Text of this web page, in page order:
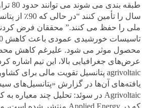
طبقه
سال را تأمین کنند
ملی را حفظ می کنند.” محققان فرض
محصول موثر می شود. علیرغم کاهش
عرض‌های جغرافیایی بالا، این تیم اشاره
agrivoltaic پتانسیل تقویت مالی برای کشاورزان را دارند.
یافته‌های آن‌ها در گزارش «پتانسیل‌های